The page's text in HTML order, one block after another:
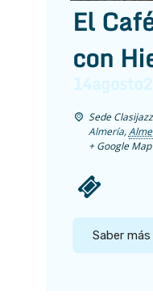
El
con
14agosto
Sede Clasijazz
Almería,
+ Google Map
Saber más